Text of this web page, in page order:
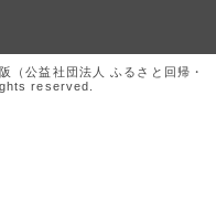
公益社団法人 ふるさと回帰・
reserved.